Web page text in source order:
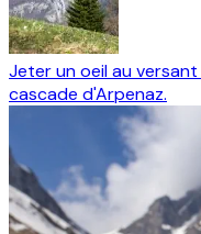
Jeter un oeil au
cascade d'Arpenaz.